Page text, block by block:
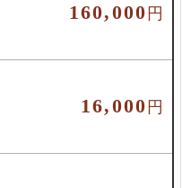
ト
セットです
160,000円
16,000円